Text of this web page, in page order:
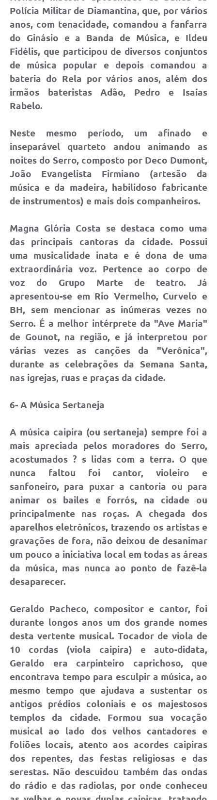
Polícia Militar de Diamantina, que, por vários
anos, com tenacidade, comandou a fanfarra
do Ginásio e a Banda de Música, e Ildeu
Fidélis, que participou de diversos conjuntos
de música popular e depois comandou a
bateria do Rela por vários anos, além dos
irmãos bateristas Adão, Pedro e Isaías
Rabelo.
Neste mesmo período, um afinado e
inseparável quarteto andou animando as
noites do Serro, composto por Deco Dumont,
João Evangelista Firmiano (artesão da
música e da madeira, habilidoso fabricante
de instrumentos) e mais dois companheiros.
Magna Glória Costa se destaca como uma
das principais cantoras da cidade. Possui
uma musicalidade inata e é dona de uma
extraordinária voz. Pertence ao corpo de
voz do Grupo Marte de teatro. Já
apresentou-se em Rio Vermelho, Curvelo e
BH, sem mencionar as inúmeras vezes no
Serro. É a melhor intérprete da "Ave Maria"
de Gounot, na região, e já interpretou por
várias vezes as canções da "Verônica",
durante as celebrações da Semana Santa,
nas igrejas, ruas e praças da cidade.
6- A Música Sertaneja
A música caipira (ou sertaneja) sempre foi a
mais apreciada pelos moradores do Serro,
acostumados ? s lidas com a terra. O que
nunca faltou foi cantor, violeiro e
sanfoneiro, para puxar a cantoria ou para
animar os bailes e forrós, na cidade ou
principalmente nas roças. A chegada dos
aparelhos eletrônicos, trazendo os artistas e
gravações de fora, não deixou de desanimar
um pouco a iniciativa local em todas as áreas
da música, mas nunca ao ponto de fazê-la
desaparecer.
Geraldo Pacheco, compositor e cantor, foi
durante longos anos um dos grande nomes
desta vertente musical. Tocador de viola de
10 cordas (viola caipira) e auto-didata,
Geraldo era carpinteiro caprichoso, que
encontrava tempo para esculpir a música, ao
mesmo tempo que ajudava a sustentar os
antigos prédios coloniais e os majestosos
templos da cidade. Formou sua vocação
musical ao lado dos velhos cantadores e
foliões locais, atento aos acordes caipiras
dos repentes, das festas religiosas e das
serestas. Não descuidou também das ondas
do rádio e das radiolas, por onde conheceu